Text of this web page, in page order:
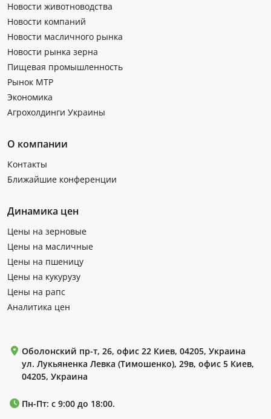
Новости животноводства
Новости компаний
Новости масличного рынка
Новости рынка зерна
Пищевая промышленность
Рынок МТР
Экономика
Агрохолдинги Украины
О компании
Контакты
Ближайшие конференции
Динамика цен
Цены на зерновые
Цены на масличные
Цены на пшеницу
Цены на кукурузу
Цены на рапс
Аналитика цен
Оболонский пр-т, 26, офис 22 Киев, 04205, Украина
ул. Лукьяненка Левка (Тимошенко), 29в, офис 5 Киев,
04205, Украина
Пн-Пт: с 9:00 до 18:00.